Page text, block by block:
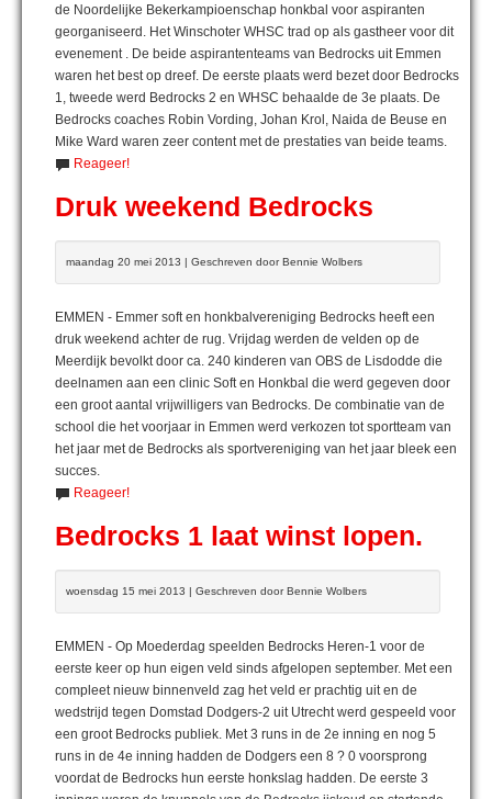
de Noordelijke Bekerkampioenschap honkbal voor aspiranten
georganiseerd. Het Winschoter WHSC trad op als gastheer voor dit
evenement . De beide aspirantenteams van Bedrocks uit Emmen
waren het best op dreef. De eerste plaats werd bezet door Bedrocks
1, tweede werd Bedrocks 2 en WHSC behaalde de 3e plaats. De
Bedrocks coaches Robin Vording, Johan Krol, Naida de Beuse en
Mike Ward waren zeer content met de prestaties van beide teams.
Reageer!
Druk weekend Bedrocks
maandag 20 mei 2013 | Geschreven door Bennie Wolbers
EMMEN - Emmer soft en honkbalvereniging Bedrocks heeft een
druk weekend achter de rug. Vrijdag werden de velden op de
Meerdijk bevolkt door ca. 240 kinderen van OBS de Lisdodde die
deelnamen aan een clinic Soft en Honkbal die werd gegeven door
een groot aantal vrijwilligers van Bedrocks. De combinatie van de
school die het voorjaar in Emmen werd verkozen tot sportteam van
het jaar met de Bedrocks als sportvereniging van het jaar bleek een
succes.
Reageer!
Bedrocks 1 laat winst lopen.
woensdag 15 mei 2013 | Geschreven door Bennie Wolbers
EMMEN - Op Moederdag speelden Bedrocks Heren-1 voor de
eerste keer op hun eigen veld sinds afgelopen september. Met een
compleet nieuw binnenveld zag het veld er prachtig uit en de
wedstrijd tegen Domstad Dodgers-2 uit Utrecht werd gespeeld voor
een groot Bedrocks publiek. Met 3 runs in de 2e inning en nog 5
runs in de 4e inning hadden de Dodgers een 8 ? 0 voorsprong
voordat de Bedrocks hun eerste honkslag hadden. De eerste 3